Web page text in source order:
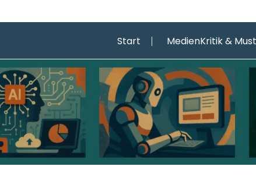
Start MedienKritik &